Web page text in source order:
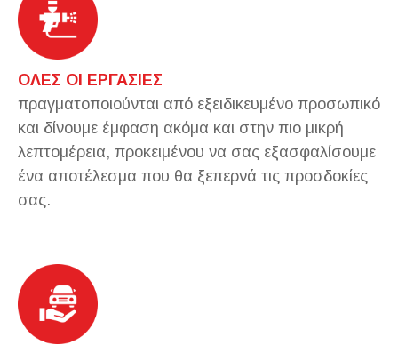
ΟΛΕΣ ΟΙ ΕΡΓΑΣΙΕΣ
πραγματοποιούνται από εξειδικευμένο προσωπικό
και δίνουμε έμφαση ακόμα και στην πιο μικρή
λεπτομέρεια, προκειμένου να σας εξασφαλίσουμε
ένα αποτέλεσμα που θα ξεπερνά τις προσδοκίες
σας.